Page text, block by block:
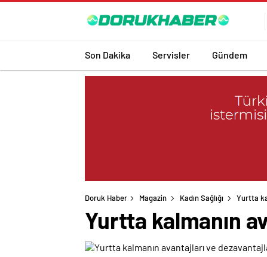
Son Dakika Servisler Gündem
Doruk Haber Magazin Kadın Sağlığı Yurtta
Yurtta kalmanın